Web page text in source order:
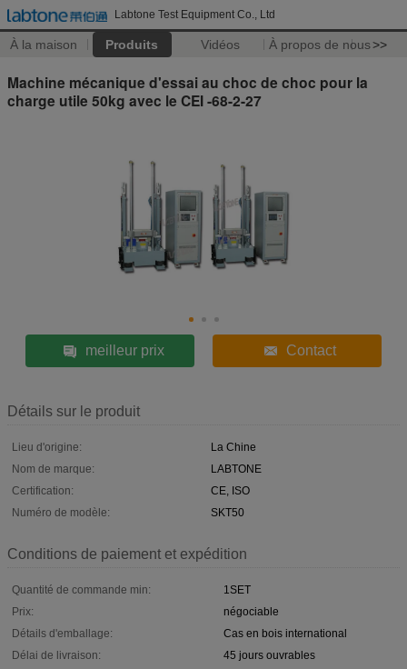
Labtone Test Equipment Co., Ltd
À la maison Produits Vidéos À propos de nous>>
Machine mécanique d'essai au choc de choc pour la
charge utile 50kg avec le CEI -68-2-27
meilleur prix Contact
Détails sur le produit
Lieu d'origine:
La Chine
Nom de marque:
LABTONE
Certification:
CE, ISO
Numéro de modèle:
SKT50
Conditions de paiement et expédition
Quantité de commande min:
1SET
Prix:
négociable
Détails d'emballage:
Cas en bois international
Délai de livraison:
45 jours ouvrables